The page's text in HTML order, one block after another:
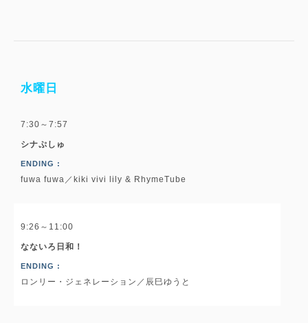
水曜日
7:30～7:57
シナぷしゅ
ENDING :
fuwa fuwa／kiki vivi lily & RhymeTube
9:26～11:00
なないろ日和！
ENDING :
ロンリー・ジェネレーション／辰巳ゆうと